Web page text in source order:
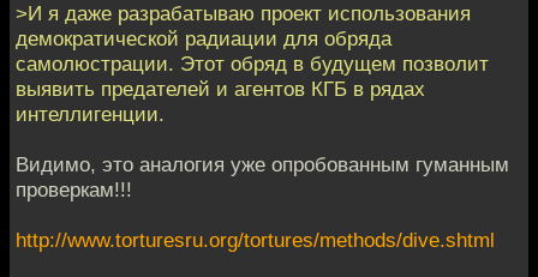
>И я даже разрабатываю проект использования
демократической радиации для обряда
самолюстрации. Этот обряд в будущем позволит
выявить предателей и агентов КГБ в рядах
интеллигенции.
Видимо, это аналогия уже опробованным гуманным
проверкам!!!
http://www.torturesru.org/tortures/methods/dive.shtml